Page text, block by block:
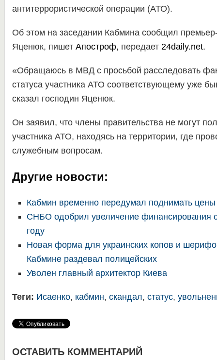
антитеррористической операции (АТО).
Об этом на заседании Кабмина сообщил
Яценюк, пишет Апостроф, передает 24daily.net.
«Обращаюсь в МВД с просьбой расследовать
статуса участника АТО соответствующему уже
сказал господин Яценюк.
Он заявил, что члены правительства не могут
участника АТО, находясь на территории, где
служебным вопросам.
Другие новости:
Кабмин временно передумал поднимать цены
СНБО одобрил увеличение финансирования
году
Новая форма для украинских копов и
Кабмине раздевал полицейских
Уволен главный архитектор Киева
Теги: Исаенко, кабмин, скандал, статус,
ОСТАВИТЬ КОММЕНТАРИЙ